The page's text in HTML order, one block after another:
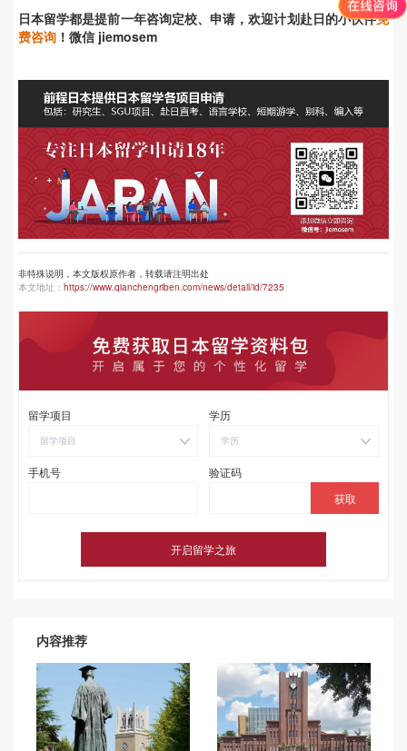
日本留学都是提前一年咨询定校、申请，欢迎计划赴日的小伙伴免
费咨询 ！微信 jiemosem
非特殊说明，本文版权原作者，转载请注明出处
本文地址： https://www.qianchengriben.com/news/detail/id/7235
留学项目
留学项目
学历
学历
手机号 验证码
内容推荐